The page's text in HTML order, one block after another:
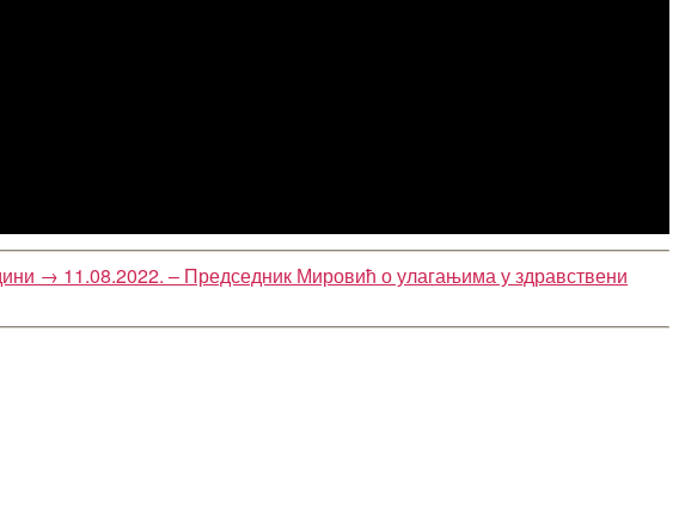
→ 11.08.2022. – Председник Мировић о улагањима у здравствени